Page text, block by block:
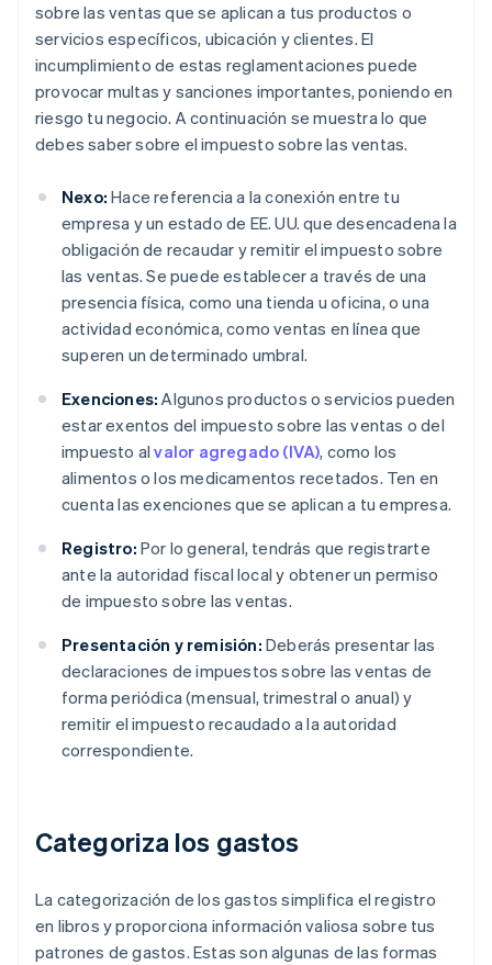
sobre las ventas que se aplican a tus productos o
servicios específicos, ubicación y clientes. El
incumplimiento de estas reglamentaciones puede
provocar multas y sanciones importantes, poniendo en
riesgo tu negocio. A continuación se muestra lo que
debes saber sobre el impuesto sobre las ventas.
Nexo: Hace referencia a la conexión entre tu
empresa y un estado de EE. UU. que desencadena la
obligación de recaudar y remitir el impuesto sobre
las ventas. Se puede establecer a través de una
presencia física, como una tienda u oficina, o una
actividad económica, como ventas en línea que
superen un determinado umbral.
Exenciones: Algunos productos o servicios pueden
estar exentos del impuesto sobre las ventas o del
impuesto alvalor agregado (IVA), como los
alimentos o los medicamentos recetados. Ten en
cuenta las exenciones que se aplican a tu empresa.
Registro: Por lo general, tendrás que registrarte
ante la autoridad fiscal local y obtener un permiso
de impuesto sobre las ventas.
Presentación y remisión: Deberás presentar las
declaraciones de impuestos sobre las ventas de
forma periódica (mensual, trimestral o anual) y
remitir el impuesto recaudado a la autoridad
correspondiente.
Categoriza los gastos
La categorización de los gastos simplifica el registro
en libros y proporciona información valiosa sobre tus
patrones de gastos. Estas son algunas de las formas